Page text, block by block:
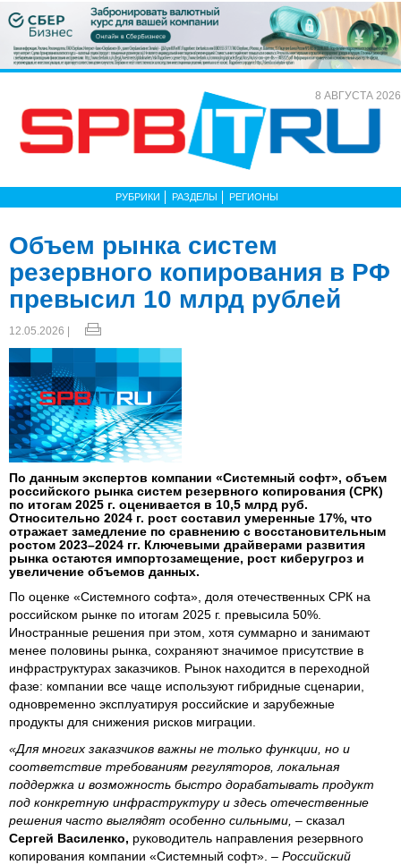
8 АВГУСТА 2026
РУБРИКИ РАЗДЕЛЫ РЕГИОНЫ
Объем рынка систем
резервного копирования в РФ
превысил 10 млрд рублей
12.05.2026 |
По данным экспертов компании «Системный софт», объем
российского рынка систем резервного копирования (СРК)
по итогам 2025 г. оценивается в 10,5 млрд руб.
Относительно 2024 г. рост составил умеренные 17%, что
отражает замедление по сравнению с восстановительным
ростом 2023–2024 гг. Ключевыми драйверами развития
рынка остаются импортозамещение, рост киберугроз и
увеличение объемов данных.
По оценке «Системного софта», доля отечественных СРК на
российском рынке по итогам 2025 г. превысила 50%.
Иностранные решения при этом, хотя суммарно и занимают
менее половины рынка, сохраняют значимое присутствие в
инфраструктурах заказчиков. Рынок находится в переходной
фазе: компании все чаще используют гибридные сценарии,
одновременно эксплуатируя российские и зарубежные
продукты для снижения рисков миграции.
«Для многих заказчиков важны не только функции, но и
соответствие требованиям регуляторов, локальная
поддержка и возможность быстро дорабатывать продукт
под конкретную инфраструктуру и здесь отечественные
решения часто выглядят особенно сильными, – сказал
Сергей Василенко, руководитель направления резервного
копирования компании «Системный софт». – Российский